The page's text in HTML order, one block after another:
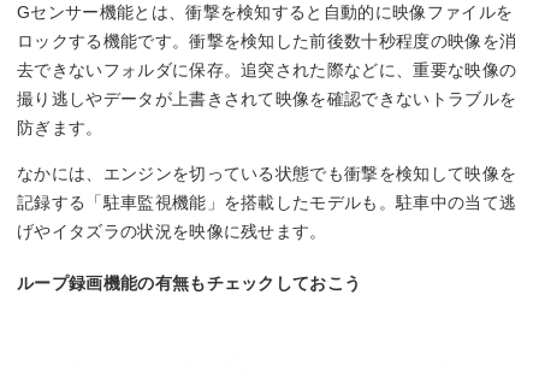
Gセンサー機能とは、衝撃を検知すると自動的に映像ファイルを
ロックする機能です。衝撃を検知した前後数十秒程度の映像を消
去できないフォルダに保存。追突された際などに、重要な映像の
撮り逃しやデータが上書きされて映像を確認できないトラブルを
防ぎます。
なかには、エンジンを切っている状態でも衝撃を検知して映像を
記録する「駐車監視機能」を搭載したモデルも。駐車中の当て逃
げやイタズラの状況を映像に残せます。
ループ録画機能の有無もチェックしておこう